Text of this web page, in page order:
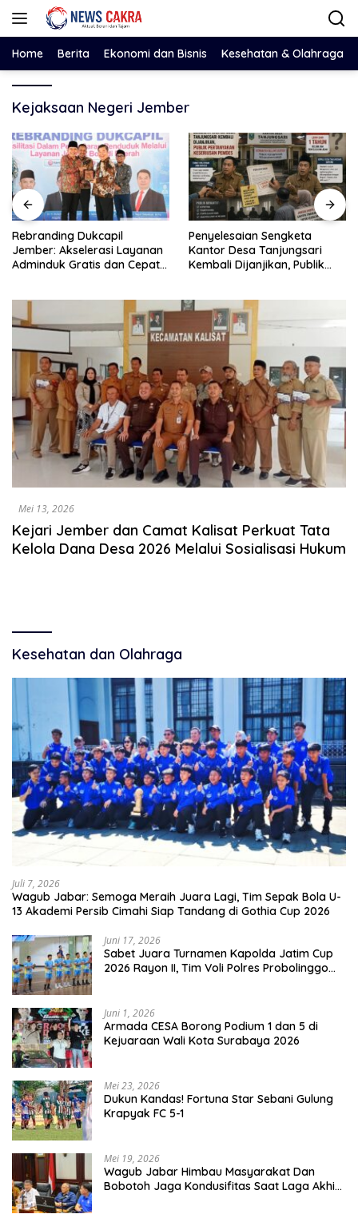
Langsung
Home Berita Ekonomi dan Bisnis Kesehatan & Olahraga
Kejaksaan Negeri Jember
Penyelesaian Sengketa
Kantor Desa Tanjungsari
Kembali Dijanjikan, Publik
Dugaan Penyalahgunaan
Solar Subsidi oleh YTL,
Pengembalian Mencuat,
Mei 13, 2026
Kejari Jember dan Camat Kalisat Perkuat Tata
Kelola Dana Desa 2026 Melalui Sosialisasi Hukum
Kesehatan dan Olahraga
Juli 7, 2026
Wagub Jabar: Semoga Meraih Juara Lagi, Tim Sepak Bola U-
13 Akademi Persib Cimahi Siap Tandang di Gothia Cup 2026
Juni 17, 2026
Sabet Juara Turnamen Kapolda Jatim Cup
2026 Rayon II, Tim Voli Polres Probolinggo
Juni 1, 2026
Armada CESA Borong Podium 1 dan 5 di
Kejuaraan Wali Kota Surabaya 2026
Mei 23, 2026
Dukun Kandas! Fortuna Star Sebani Gulung
Krapyak FC 5-1
Mei 19, 2026
Wagub Jabar Himbau Masyarakat Dan
Bobotoh Jaga Kondusifitas Saat Laga Akhir